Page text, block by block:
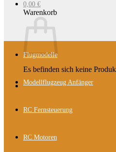
0,00 €
Warenkorb
Es befinden sich keine
Flugmodelle
Modellflugzeug Anfänger
RC Fernsteuerung
RC Motoren